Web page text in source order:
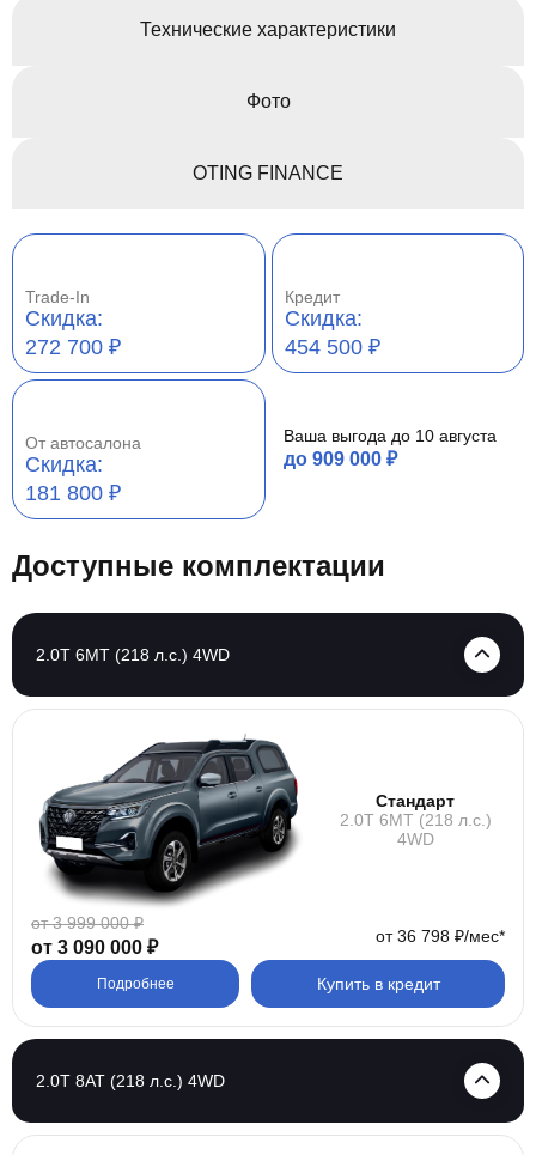
Технические характеристики
Фото
OTING FINANCE
Trade-In
Cкидка:
272 700 ₽
Кредит
Cкидка:
454 500 ₽
От автосалона
Cкидка:
181 800 ₽
Ваша выгода до 10 августа
до 909 000 ₽
Доступные комплектации
2.0T 6MT (218 л.с.) 4WD
Стандарт
2.0T 6MT (218 л.с.)
4WD
от 3 999 000 ₽
от 3 090 000 ₽
от 36 798 ₽/мес*
Подробнее Купить в кредит
2.0T 8AT (218 л.с.) 4WD